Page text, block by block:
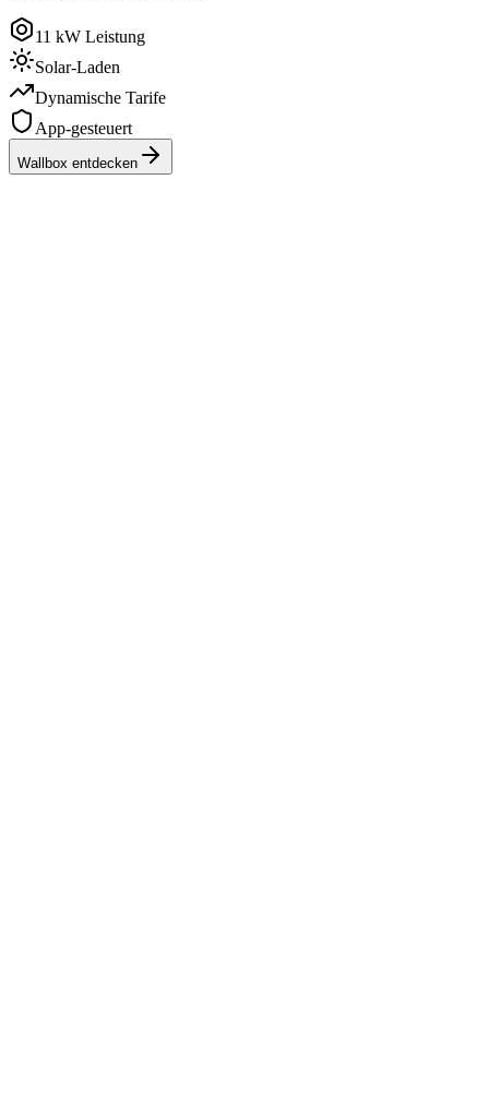
11 kW Leistung
Solar-Laden
Dynamische Tarife
App-gesteuert
Wallbox entdecken